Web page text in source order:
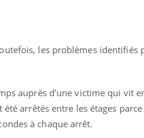
les problèmes identifiés
auprès d'une victime qui vit
arrêtés entre les étages
à chaque arrêt.
de
Youtube
Un « jumeau
faciliter l’accès à la
Un établissement lié à
mutualiste innove en
santé : l'utilisation d'un «
numérique » permet ...